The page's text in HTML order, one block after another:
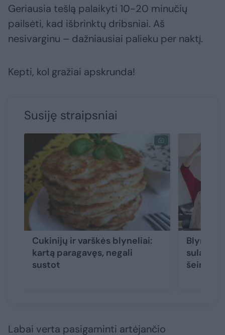
Geriausia tešlą palaikyti 10-20 minučių
pailsėti, kad išbrinktų dribsniai. Aš
nesivarginu – dažniausiai palieku per naktį.
Kepti, kol gražiai apskrunda!
Susiję straipsniai
Cukinijų ir varškės blyneliai:
kartą paragavęs, negali
sustot
sulaukę
šeimoje
Labai verta pasigaminti artėjančio